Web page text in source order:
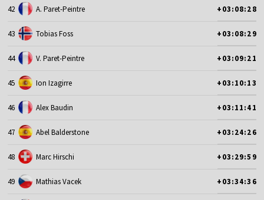
42 A. Paret-Peintre +03:08:28
43 Tobias Foss +03:08:29
44 V. Paret-Peintre +03:09:21
45 Ion Izagirre +03:10:13
46 Alex Baudin +03:11:41
47 Abel Balderstone +03:24:26
48 Marc Hirschi +03:29:59
49 Mathias Vacek +03:34:36